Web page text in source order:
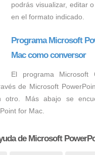
podrás visualizar, editar
en el formato indicado.
Programa Microsoft
Mac como conversor
El programa Microsoft
de Microsoft
Más abajo se
for Mac.
de Microsoft